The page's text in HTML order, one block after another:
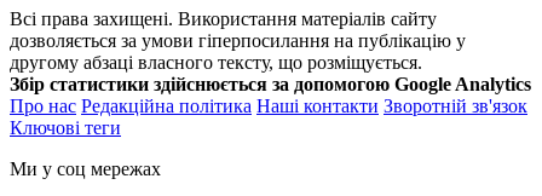
Всі права захищені. Використання матеріалів сайту
дозволяється за умови гіперпосилання на публікацію у
другому абзаці власного тексту, що розміщується.
Збір статистики здійснюється за допомогою Google Analytics
Про нас Редакційна політика Наші контакти Зворотній зв'язок
Ключові теги
Ми у соц мережах